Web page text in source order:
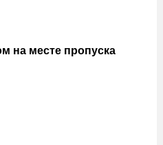
на месте пропуска